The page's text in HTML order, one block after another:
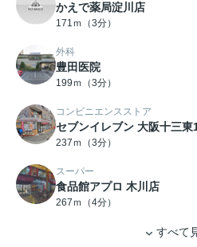
かえで薬局淀川店
171ｍ（3分）
外科
豊田医院
199ｍ（3分）
コンビニエンスストア
セブンイレブン 大阪十三東
237ｍ（3分）
スーパー
食品館アプロ 木川店
267ｍ（4分）
すべて